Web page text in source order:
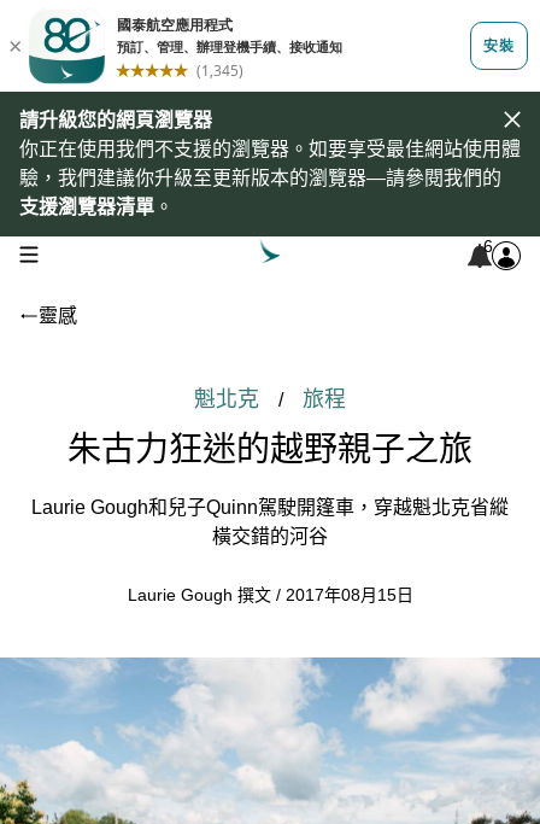
請升級您的網頁瀏覽器
你正在使用我們不支援的瀏覽器。如要享受最佳網站使用體
驗，我們建議你升級至更新版本的瀏覽器—請參閱我們的
支援瀏覽器清單 。
open navigation menu 6
靈感
魁北克 / 旅程
朱古力狂迷的越野親子之旅
Laurie Gough和兒子Quinn駕駛開篷車，穿越魁北克省縱
橫交錯的河谷
Laurie Gough 撰文 / 2017年08月15日